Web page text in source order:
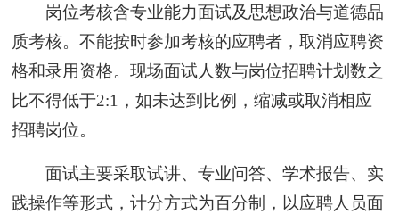
岗位考核含专业能力面试及思想政治与道德品
质考核。不能按时参加考核的应聘者，取消应聘资
格和录用资格。现场面试人数与岗位招聘计划数之
比不得低于2:1，如未达到比例，缩减或取消相应
招聘岗位。
面试主要采取试讲、专业问答、学术报告、实
践操作等形式，计分方式为百分制，以应聘人员面